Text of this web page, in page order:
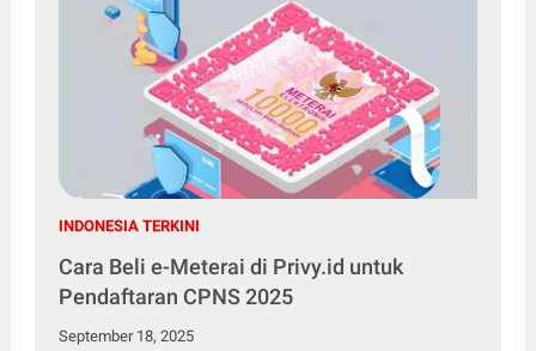
INDONESIA TERKINI
Cara Beli e-Meterai di Privy.id untuk
Pendaftaran CPNS 2025
September 18, 2025